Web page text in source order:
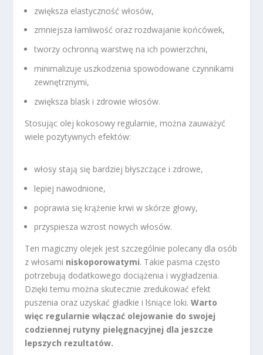
zwiększa elastyczność włosów,
zmniejsza łamliwość oraz rozdwajanie końcówek,
tworzy ochronną warstwę na ich powierzchni,
minimalizuje uszkodzenia spowodowane czynnikami
zewnętrznymi,
zwiększa blask i zdrowie włosów.
Stosując olej kokosowy regularnie, można zauważyć
wiele pozytywnych efektów:
włosy stają się bardziej błyszczące i zdrowe,
lepiej nawodnione,
poprawia się krążenie krwi w skórze głowy,
przyspiesza wzrost nowych włosów.
Ten magiczny olejek jest szczególnie polecany dla osób
z włosami niskoporowatymi. Takie pasma często
potrzebują dodatkowego dociążenia i wygładzenia.
Dzięki temu można skutecznie zredukować efekt
puszenia oraz uzyskać gładkie i lśniące loki.Warto
więc regularnie włączać olejowanie do swojej
codziennej rutyny pielęgnacyjnej dla jeszcze
lepszych rezultatów.